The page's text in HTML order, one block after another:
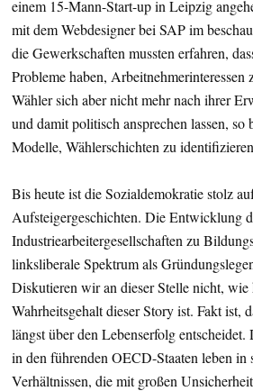
einem 15-Mann-Start-up in Leipzig
mit dem Webdesigner bei SAP im
die Gewerkschaften mussten erfahren,
Probleme haben, Arbeitnehmerinteressen
Wähler sich aber nicht mehr nach ihrer
und damit politisch ansprechen lassen, so
Modelle, Wählerschichten zu
Bis heute ist die Sozialdemokratie stolz
Aufsteigergeschichten. Die Entwicklung
Industriearbeitergesellschaften zu
linksliberale Spektrum als
Diskutieren wir an dieser Stelle nicht, wie
Wahrheitsgehalt dieser Story ist. Fakt ist,
längst über den Lebenserfolg entscheidet.
in den führenden OECD-Staaten leben in
Verhältnissen, die mit großen